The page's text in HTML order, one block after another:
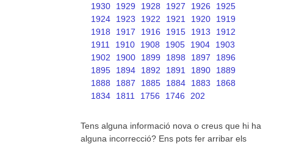
1930
1929 1928 1927 1926
1925
1924
1923 1922 1921 1920
1919
1918
1917 1916 1915 1913
1912
1911
1910 1908 1905 1904
1903
1902
1900 1899 1898 1897
1896
1895
1894 1892 1891 1890
1889
1888
1887 1885 1884 1883
1868
1834
1811 1756 1746 202
Tens alguna informació nova o creus que hi ha
alguna incorrecció? Ens pots fer arribar els